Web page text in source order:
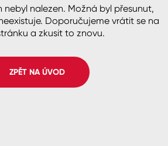
+420 800 145 555Po – Pá: 8:00–15:00
Polsko Worldwide
nebyl nalezen. Možná byl přesunut,
Doporučujeme vrátit se na
a zkusit to znovu.
ZPĚT NA ÚVOD